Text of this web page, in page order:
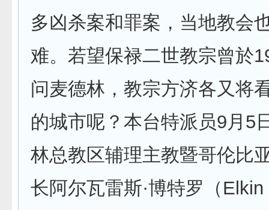
多凶杀案和罪案，当地教会
难。若望保禄二世教宗曾於
问麦德林，教宗方济各又将
的城市呢？本台特派员9月5
林总教区辅理主教暨哥伦比
长阿尔瓦雷斯·博特罗（